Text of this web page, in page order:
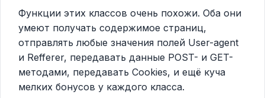
Функции этих классов очень похожи. Оба они
умеют получать содержимое страниц,
отправлять любые значения полей User-agent
и Refferer, передавать данные POST- и GET-
методами, передавать Cookies, и ещё куча
мелких бонусов у каждого класса.